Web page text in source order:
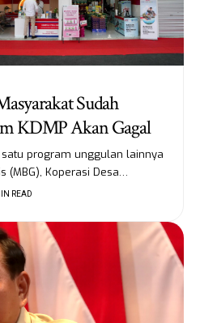
Sudah
KDMP Akan Gagal
program unggulan lainnya
(MBG), Koperasi Desa…
READ